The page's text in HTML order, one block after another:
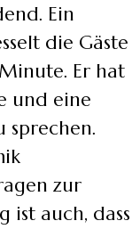
Ein
die Gäste
Er hat
und eine
sprechen.
zur
ist auch, dass